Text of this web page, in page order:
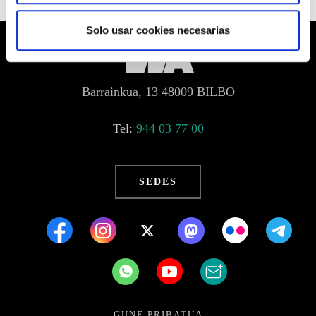
Solo usar cookies necesarias
Barrainkua, 13 48009 BILBO
Tel: 944 03 77 00
SEDES